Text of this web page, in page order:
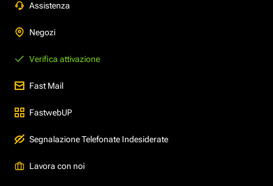
Assistenza
Negozi
Verifica attivazione
Fast Mail
FastwebUP
Segnalazione Telefonate Indesiderate
Lavora con noi